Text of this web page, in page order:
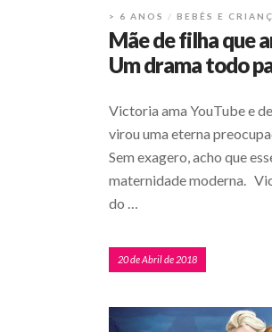
> 6 ANOS BEBÊS E
Mãe de filha que
Um drama todo
Victoria ama YouTube e
virou uma eterna
Sem exagero, acho que
maternidade moderna.
do …
20 de Abril de 2018